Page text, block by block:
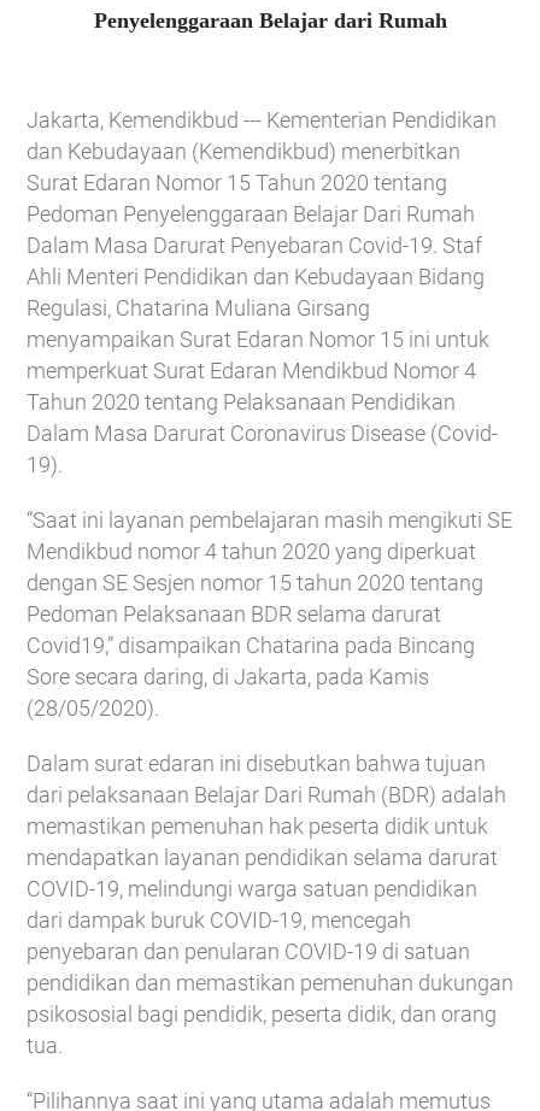
Penyelenggaraan Belajar dari Rumah
Jakarta, Kemendikbud --- Kementerian Pendidikan
dan Kebudayaan (Kemendikbud) menerbitkan
Surat Edaran Nomor 15 Tahun 2020 tentang
Pedoman Penyelenggaraan Belajar Dari Rumah
Dalam Masa Darurat Penyebaran Covid-19. Staf
Ahli Menteri Pendidikan dan Kebudayaan Bidang
Regulasi, Chatarina Muliana Girsang
menyampaikan Surat Edaran Nomor 15 ini untuk
memperkuat Surat Edaran Mendikbud Nomor 4
Tahun 2020 tentang Pelaksanaan Pendidikan
Dalam Masa Darurat Coronavirus Disease (Covid-
19).
“Saat ini layanan pembelajaran masih mengikuti SE
Mendikbud nomor 4 tahun 2020 yang diperkuat
dengan SE Sesjen nomor 15 tahun 2020 tentang
Pedoman Pelaksanaan BDR selama darurat
Covid19,” disampaikan Chatarina pada Bincang
Sore secara daring, di Jakarta, pada Kamis
(28/05/2020).
Dalam surat edaran ini disebutkan bahwa tujuan
dari pelaksanaan Belajar Dari Rumah (BDR) adalah
memastikan pemenuhan hak peserta didik untuk
mendapatkan layanan pendidikan selama darurat
COVID-19, melindungi warga satuan pendidikan
dari dampak buruk COVID-19, mencegah
penyebaran dan penularan COVID-19 di satuan
pendidikan dan memastikan pemenuhan dukungan
psikososial bagi pendidik, peserta didik, dan orang
tua.
“Pilihannya saat ini yang utama adalah memutus